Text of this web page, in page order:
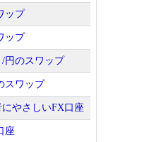
ップ
ップ
円のスワップ
スワップ
やさしいFX口座
座